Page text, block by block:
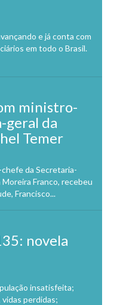
e já conta com
em todo o Brasil.
ministro-
geral da
Temer
da Secretaria-
Franco, recebeu
Francisco...
novela
insatisfeita;
perdidas;